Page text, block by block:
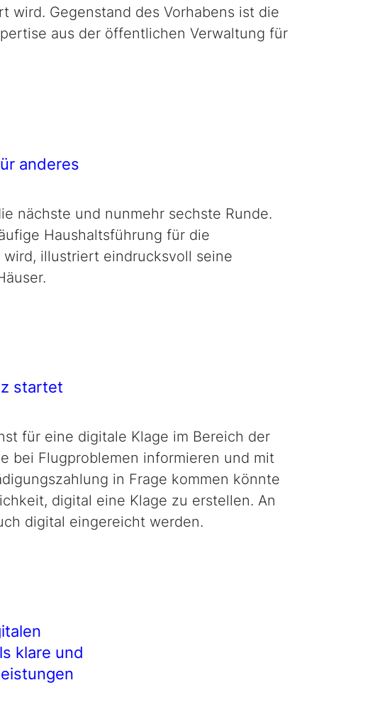
Gegenstand des Vorhabens ist die
aus der öffentlichen Verwaltung für
anderes
nächste und nunmehr sechste Runde.
Haushaltsführung für die
illustriert eindrucksvoll seine
startet
für eine digitale Klage im Bereich der
bei Flugproblemen informieren und mit
in Frage kommen könnte
digital eine Klage zu erstellen. An
digital eingereicht werden.
klare und